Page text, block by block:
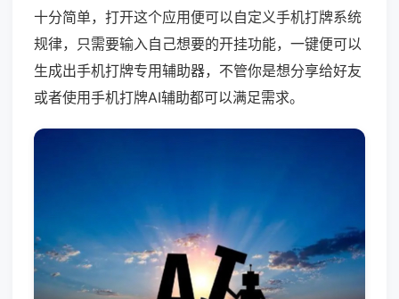
十分简单，打开这个应用便可以自定义手机打牌系统
规律，只需要输入自己想要的开挂功能，一键便可以
生成出手机打牌专用辅助器，不管你是想分享给好友
或者使用手机打牌AI辅助都可以满足需求。